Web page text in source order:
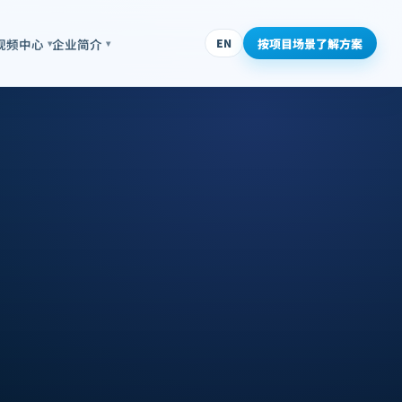
频中心 ▾企业简介 ▾ EN 按项目场景了解方案